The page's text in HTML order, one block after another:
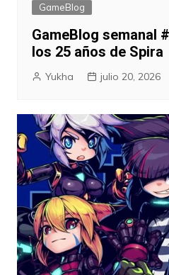
GameBlog
GameBlog semanal
los 25 años de Spira
Yukha julio 20, 2026